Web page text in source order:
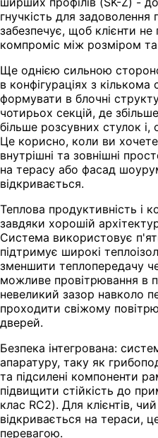
гнучкість для
забезпечує, щоб клієнти не
компроміс між розміром
Ще однією сильною
в конфігураціях з кількома
формувати в блочні
чотирьох секцій, де
більше розсувних стулок
Це корисно, коли ви
внутрішні та зовнішні
на терасу або фасад
відкривається.
Теплова продуктивність і
завдяки хорошій
Система використовує
підтримує широкі
зменшити теплопередачу
можливе провітрювання в
невеликий зазор навколо
проходити свіжому
дверей.
Безпека інтегрована:
апаратуру, таку як
та підсилені компоненти
підвищити стійкість до
клас RC2). Для клієнтів,
відкривається на тераси,
перевагою.